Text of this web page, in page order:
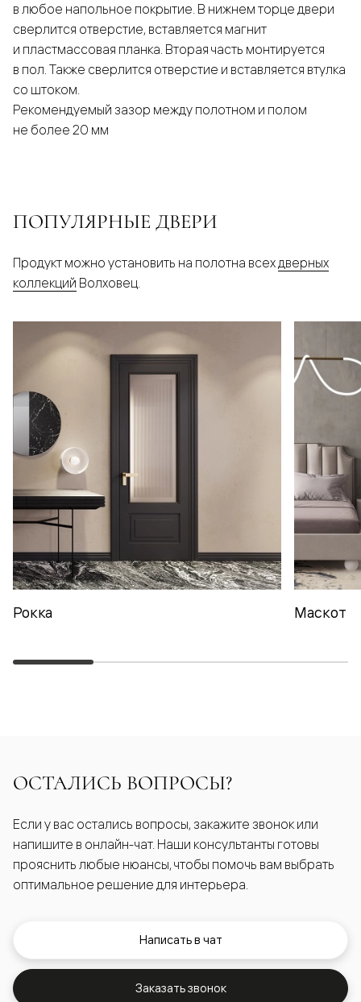
в любое напольное покрытие. В нижнем торце двери
сверлится отверстие, вставляется магнит
и пластмассовая планка. Вторая часть монтируется
в пол. Также сверлится отверстие и вставляется втулка
со штоком.
Рекомендуемый зазор между полотном и полом
не более 20 мм
ПОПУЛЯРНЫЕ ДВЕРИ
Продукт можно установить на полотна всех дверных
коллекций Волховец.
Рокка Маскот
ОСТАЛИСЬ ВОПРОСЫ?
Если у вас остались вопросы, закажите звонок или
напишите в онлайн-чат. Наши консультанты готовы
прояснить любые нюансы, чтобы помочь вам выбрать
оптимальное решение для интерьера.
Написать в чат
Заказать звонок